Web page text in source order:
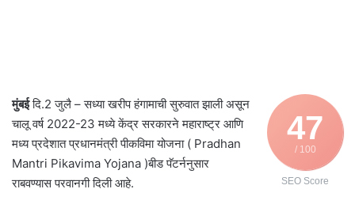
47
/ 100
SEO Score
मुंबईदि.2 जुलै – सध्या खरीप हंगामाची सुरुवात झाली असून
चालू वर्ष 2022-23 मध्ये केंद्र सरकारने महाराष्ट्र आणि
मध्य प्रदेशात प्रधानमंत्री पीकविमा योजना ( Pradhan
Mantri Pikavima Yojana )बीड पॅटर्ननुसार
राबवण्यास परवानगी दिली आहे.